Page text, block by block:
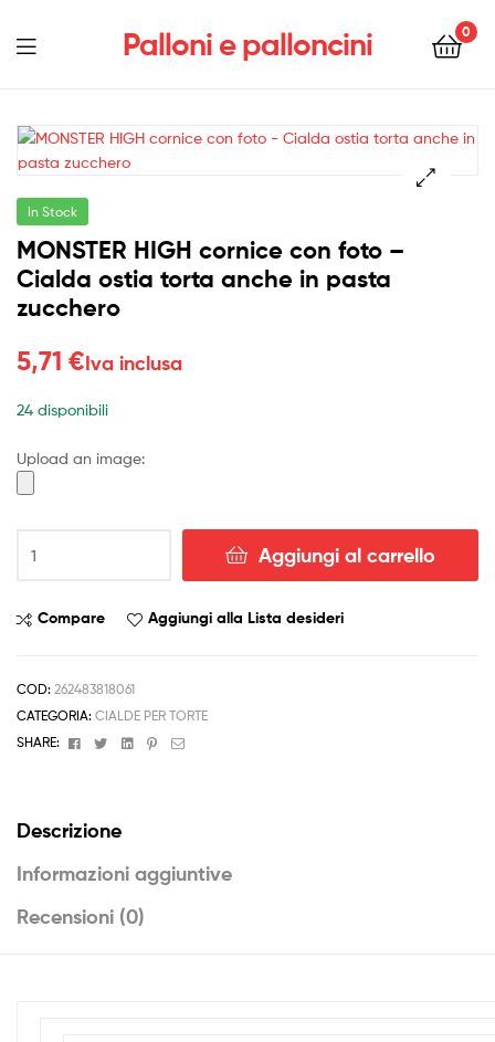
Palloni e palloncini 0
Menu
In Stock
MONSTER HIGH cornice con foto –
Cialda ostia torta anche in pasta
zucchero
5,71 €Iva inclusa
24 disponibili
Upload an image:
HIGH
con
Cialda
ostia
torta
zucchero
Aggiungi al carrello
Compare Aggiungi alla Lista desideri
COD: 262483818061
CATEGORIA: CIALDE PER TORTE
SHARE:
FacebookTwitterLinkedinPinterest
Email
Descrizione
Informazioni aggiuntive
Recensioni (0)